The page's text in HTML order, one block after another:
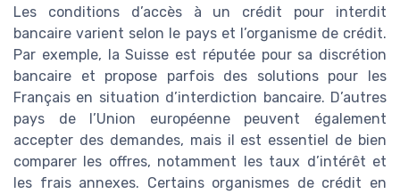
Les conditions d’accès à un crédit pour interdit
bancaire varient selon le pays et l’organisme de crédit.
Par exemple, la Suisse est réputée pour sa discrétion
bancaire et propose parfois des solutions pour les
Français en situation d’interdiction bancaire. D’autres
pays de l’Union européenne peuvent également
accepter des demandes, mais il est essentiel de bien
comparer les offres, notamment les taux d’intérêt et
les frais annexes. Certains organismes de crédit en